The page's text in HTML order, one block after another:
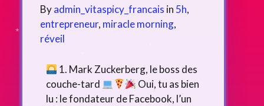
Byadmin_vitaspicy_francais in 5h,
entrepreneur, miracle morning,
réveil
1. Mark Zuckerberg, le boss des
couche-tard
Oui, tu as bien
lu : le fondateur de Facebook, l’un